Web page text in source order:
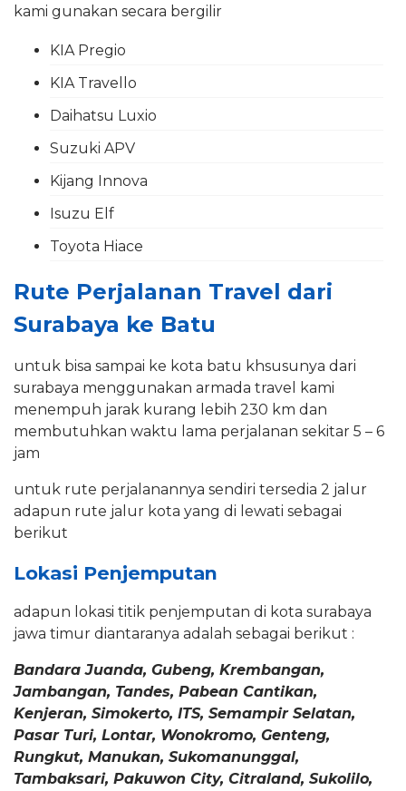
kami gunakan secara bergilir
KIA Pregio
KIA Travello
Daihatsu Luxio
Suzuki APV
Kijang Innova
Isuzu Elf
Toyota Hiace
Rute Perjalanan Travel dari
Surabaya ke Batu
untuk bisa sampai ke kota batu khsusunya dari
surabaya menggunakan armada travel kami
menempuh jarak kurang lebih 230 km dan
membutuhkan waktu lama perjalanan sekitar 5 – 6
jam
untuk rute perjalanannya sendiri tersedia 2 jalur
adapun rute jalur kota yang di lewati sebagai
berikut
Lokasi Penjemputan
adapun lokasi titik penjemputan di kota surabaya
jawa timur diantaranya adalah sebagai berikut :
Bandara Juanda, Gubeng, Krembangan,
Jambangan, Tandes, Pabean Cantikan,
Kenjeran, Simokerto, ITS, Semampir Selatan,
Pasar Turi, Lontar, Wonokromo, Genteng,
Rungkut, Manukan, Sukomanunggal,
Tambaksari, Pakuwon City, Citraland, Sukolilo,